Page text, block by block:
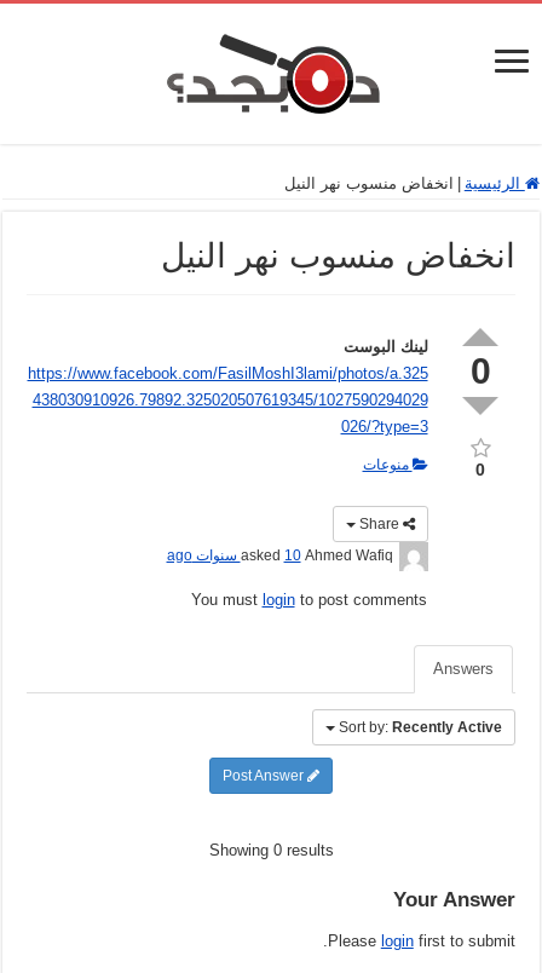
الرئيسية انخفاض منسوب نهر النيل
انخفاض منسوب نهر النيل
0
0
لينك البوست
https://www.facebook.com/FasilMoshI3lami/photos/a.325
438030910926.79892.325020507619345/1027590294029
026/?type=3
منوعات
Ahmed Wafiq
asked10 سنوات ago
You must loginto post comments
Answers
Sort by: Recently Active
Showing 0 results
Your Answer
Please loginfirst to submit.